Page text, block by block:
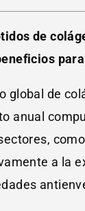
de
global de
anual
a la